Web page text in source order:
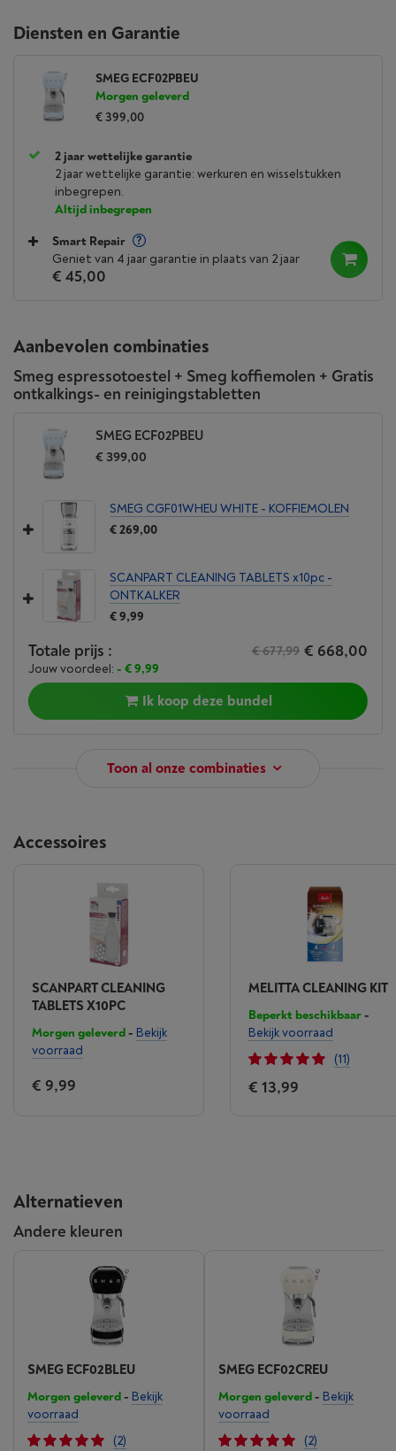
Diensten en Garantie
SMEG ECF02PBEU
Morgen geleverd
€ 399,00
2 jaar wettelijke garantie
2 jaar wettelijke garantie: werkuren en wisselstukken
inbegrepen.
Altijd inbegrepen
Smart Repair
Geniet van 4 jaar garantie in plaats van 2 jaar
€ 45,00
Aanbevolen combinaties
Smeg espressotoestel + Smeg koffiemolen + Gratis
ontkalkings- en reinigingstabletten
SMEG ECF02PBEU
€ 399,00
SMEG CGF01WHEU WHITE - KOFFIEMOLEN
€ 269,00
SCANPART CLEANING TABLETS x10pc -
ONTKALKER
€ 9,99
Totale prijs : € 677,99 € 668,00
Jouw voordeel: - € 9,99
Ik koop deze bundel
Toon al onze combinaties
Accessoires
SCANPART CLEANING
TABLETS X10PC
Morgen geleverd- Bekijk
voorraad
€ 9,99
MELITTA CLEANING KIT
Beperkt beschikbaar-
Bekijk voorraad
(11)
€ 13,99
Alternatieven
Andere kleuren
SMEG ECF02BLEU
Morgen geleverd- Bekijk
voorraad
(2)
SMEG ECF02CREU
Morgen geleverd- Bekijk
voorraad
(2)